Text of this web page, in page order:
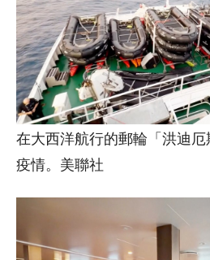
在大西洋航行的郵輪「洪迪
疫情。美聯社